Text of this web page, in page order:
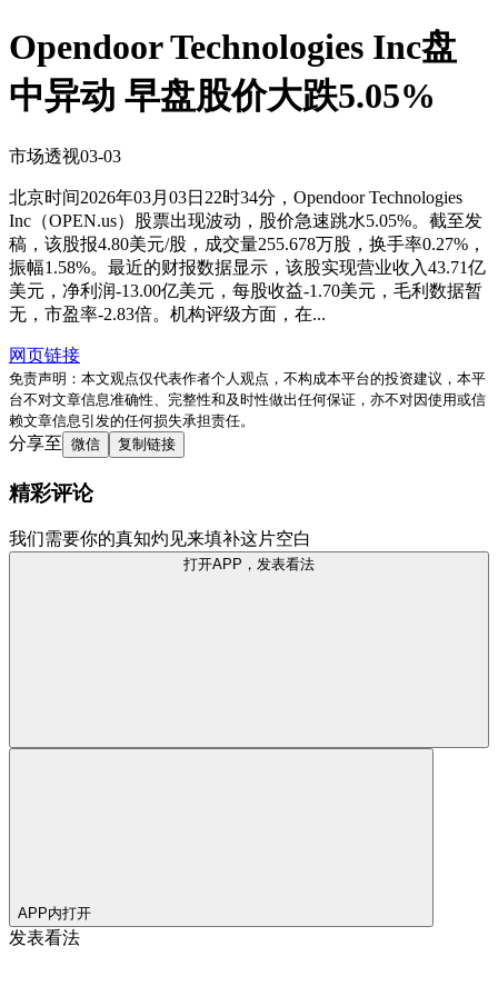
Opendoor Technologies Inc盘
中异动 早盘股价大跌5.05%
市场透视03-03
北京时间2026年03月03日22时34分，Opendoor Technologies
Inc（OPEN.us）股票出现波动，股价急速跳水5.05%。截至发
稿，该股报4.80美元/股，成交量255.678万股，换手率0.27%，
振幅1.58%。最近的财报数据显示，该股实现营业收入43.71亿
美元，净利润-13.00亿美元，每股收益-1.70美元，毛利数据暂
无，市盈率-2.83倍。机构评级方面，在...
网页链接
免责声明：本文观点仅代表作者个人观点，不构成本平台的投资建议，本平
台不对文章信息准确性、完整性和及时性做出任何保证，亦不对因使用或信
赖文章信息引发的任何损失承担责任。
分享至 微信 复制链接
精彩评论
我们需要你的真知灼见来填补这片空白
打开APP，发表看法
APP内打开
发表看法